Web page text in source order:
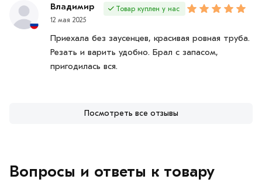
Владимир
12 мая 2025
Товар куплен у нас
Приехала без заусенцев, красивая ровная труба.
Резать и варить удобно. Брал с запасом,
пригодилась вся.
Посмотреть все отзывы
Вопросы и ответы к товару